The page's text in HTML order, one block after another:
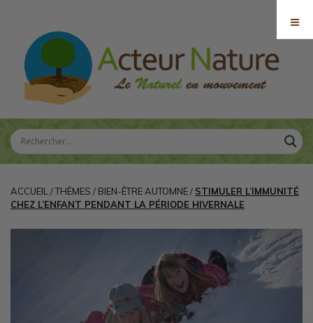
ACCUEIL /THÈMES / BIEN-ÊTRE AUTOMNE/ STIMULER L’IMMUNITÉ
CHEZ L’ENFANT PENDANT LA PÉRIODE HIVERNALE